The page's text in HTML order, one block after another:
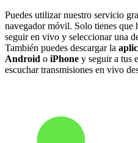
Puedes utilizar nuestro servicio
navegador móvil. Solo tienes que
seguir en vivo y seleccionar una
También puedes descargar la
Android o iPhone y seguir a tus
escuchar transmisiones en vivo